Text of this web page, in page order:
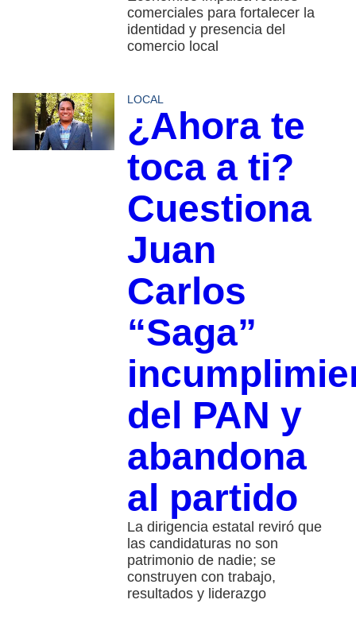
comerciales para fortalecer la
identidad y presencia del
comercio local
LOCAL
¿Ahora te
toca a ti?
Cuestiona
Juan
Carlos
“Saga”
del PAN y
abandona
al partido
La dirigencia estatal reviró que
las candidaturas no son
patrimonio de nadie; se
construyen con trabajo,
resultados y liderazgo